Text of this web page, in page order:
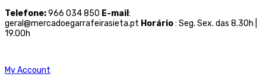
Telefone:966 034 850 E-mail :
geral@mercadoegarrafeirasieta.pt Horário: Seg. Sex. das 8.30h |
19.00h
My Account